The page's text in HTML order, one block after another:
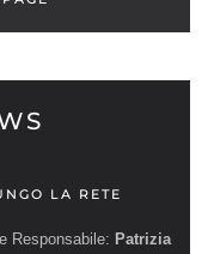
LA RETE
Responsabile: Patrizia